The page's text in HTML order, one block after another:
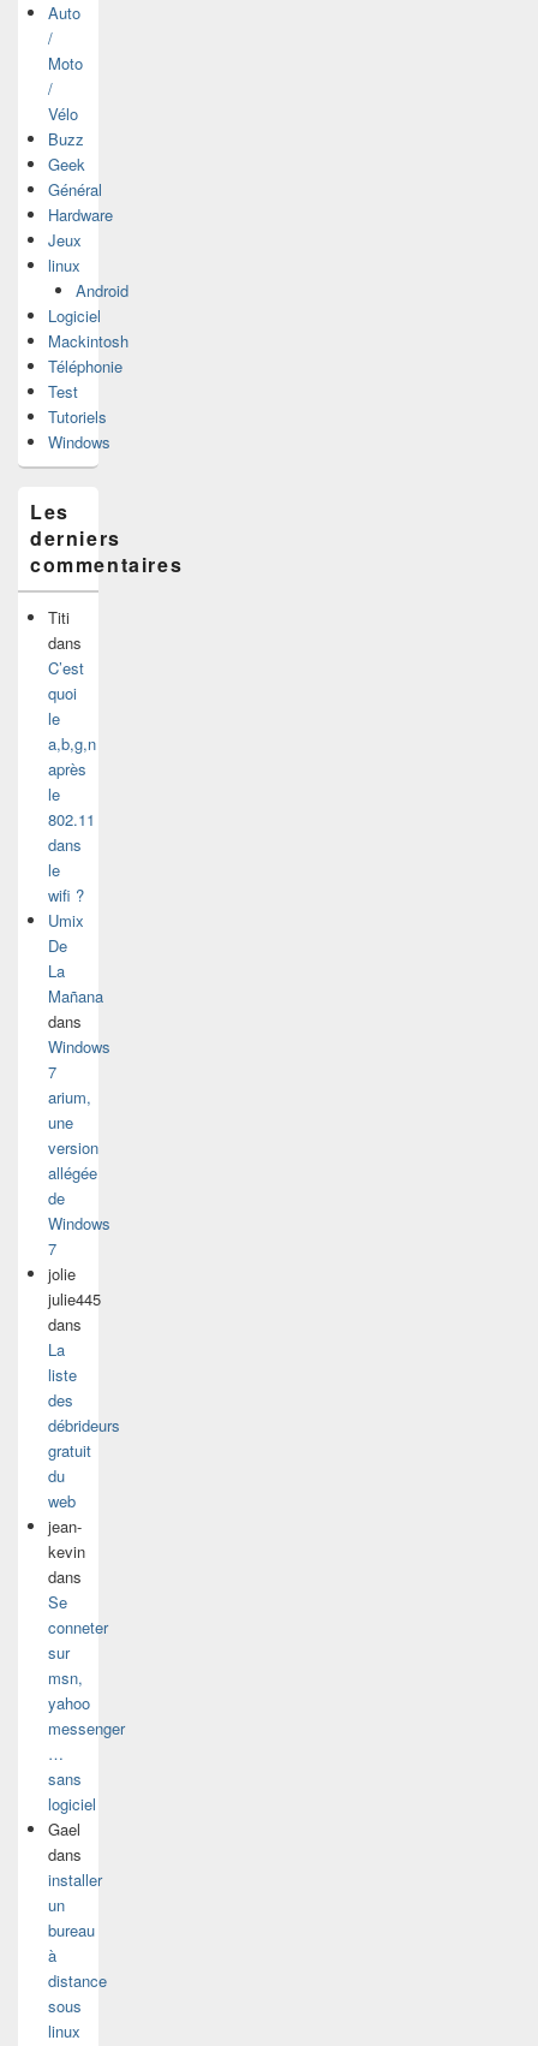
Auto
/
Moto
/
Vélo
Buzz
Geek
Général
Hardware
Jeux
linux
Android
Logiciel
Mackintosh
Téléphonie
Test
Tutoriels
Windows
Les
derniers
commentaires
Titi
dans
C’est
quoi
le
a,b,g,n
après
le
802.11
dans
le
wifi ?
Umix
De
La
Mañana
dans
Windows
7
arium,
une
version
allégée
de
Windows
7
jolie
julie445
dans
La
liste
des
débrideurs
gratuit
du
web
jean-
kevin
dans
Se
conneter
sur
msn,
yahoo
messenger
…
sans
logiciel
Gael
dans
installer
un
bureau
à
distance
sous
linux